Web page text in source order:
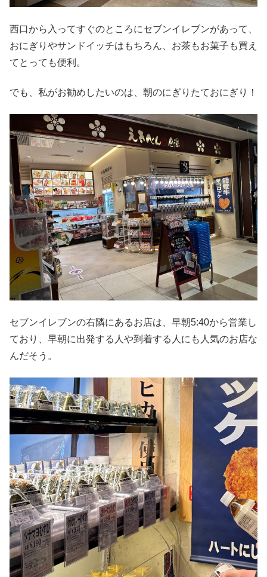
西口から入ってすぐのところにセブンイレブンがあって、
おにぎりやサンドイッチはもちろん、お茶もお菓子も買え
てとっても便利。
でも、私がお勧めしたいのは、朝のにぎりたておにぎり！
セブンイレブンの右隣にあるお店は、早朝5:40から営業し
ており、早朝に出発する人や到着する人にも人気のお店な
んだそう。